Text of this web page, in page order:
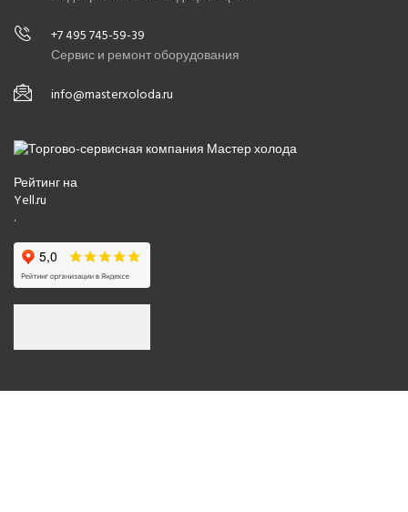
+7 495 745-59-39
Сервис и ремонт оборудования
info@masterxoloda.ru
Рейтинг на
Yell.ru
.